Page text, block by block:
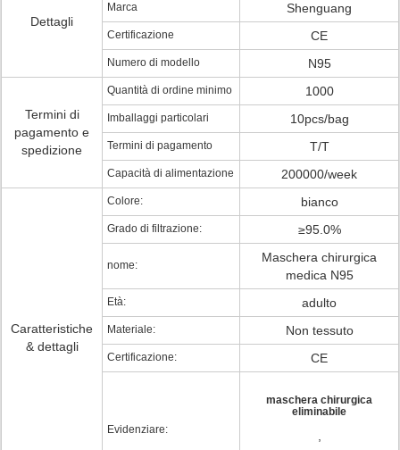
Dettagli
Marca Shenguang
Certificazione CE
Numero di modello N95
Termini di
pagamento e
spedizione
Quantità di ordine minimo 1000
Imballaggi particolari 10pcs/bag
Termini di pagamento T/T
Capacità di alimentazione 200000/week
Caratteristiche
& dettagli
Colore: bianco
Grado di filtrazione: ≥95.0%
nome:
Maschera chirurgica
medica N95
Età: adulto
Materiale: Non tessuto
Certificazione: CE
Evidenziare:
maschera chirurgica
eliminabile